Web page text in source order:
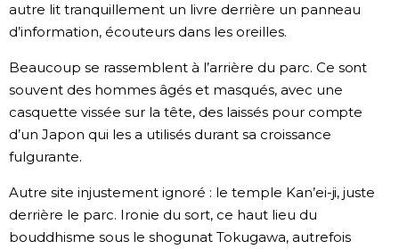
autre lit tranquillement un livre derrière un panneau
d’information, écouteurs dans les oreilles.
Beaucoup se rassemblent à l’arrière du parc. Ce sont
souvent des hommes âgés et masqués, avec une
casquette vissée sur la tête, des laissés pour compte
d’un Japon qui les a utilisés durant sa croissance
fulgurante.
Autre site injustement ignoré : le temple Kan’ei-ji, juste
derrière le parc. Ironie du sort, ce haut lieu du
bouddhisme sous le shogunat Tokugawa, autrefois